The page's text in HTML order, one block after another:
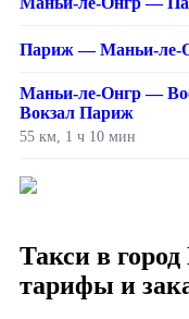
Париж — Маньи-ле-
Маньи-ле-Онгр —
Вокзал Париж
55 км, 1 ч 10 мин
Такси в
тарифы и